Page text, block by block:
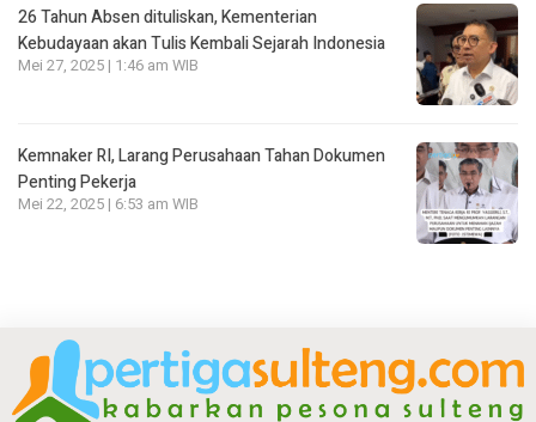
26 Tahun Absen dituliskan, Kementerian
Kebudayaan akan Tulis Kembali Sejarah Indonesia
Mei 27, 2025 | 1:46 am WIB
Kemnaker RI, Larang Perusahaan Tahan Dokumen
Penting Pekerja
Mei 22, 2025 | 6:53 am WIB